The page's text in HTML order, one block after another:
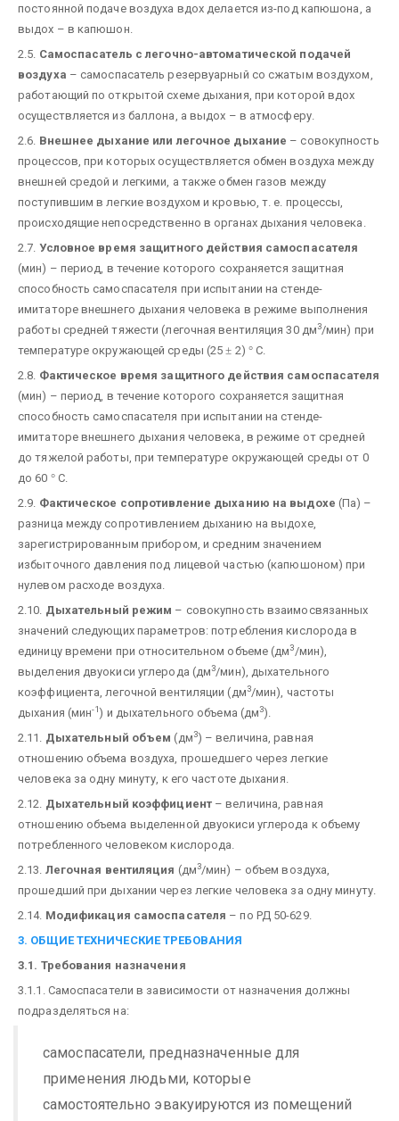
постоянной подаче воздуха вдох делается из-под капюшона, а
выдох – в капюшон.
2.5. Самоспасатель с легочно-автоматической подачей
воздуха – самоспасатель резервуарный со сжатым воздухом,
работающий по открытой схеме дыхания, при которой вдох
осуществляется из баллона, а выдох – в атмосферу.
2.6. Внешнее дыхание или легочное дыхание – совокупность
процессов, при которых осуществляется обмен воздуха между
внешней средой и легкими, а также обмен газов между
поступившим в легкие воздухом и кровью, т. е. процессы,
происходящие непосредственно в органах дыхания человека.
2.7. Условное время защитного действия самоспасателя
(мин) – период, в течение которого сохраняется защитная
способность самоспасателя при испытании на стенде-
имитаторе внешнего дыхания человека в режиме выполнения
работы средней тяжести (легочная вентиляция 30 дм3/мин) при
температуре окружающей среды (25± 2) °С.
2.8. Фактическое время защитного действия самоспасателя
(мин) – период, в течение которого сохраняется защитная
способность самоспасателя при испытании на стенде-
имитаторе внешнего дыхания человека, в режиме от средней
до тяжелой работы, при температуре окружающей среды от 0
до 60 °С.
2.9. Фактическое сопротивление дыханию на выдохе (Па) –
разница между сопротивлением дыханию на выдохе,
зарегистрированным прибором, и средним значением
избыточного давления под лицевой частью (капюшоном) при
нулевом расходе воздуха.
2.10. Дыхательный режим – совокупность взаимосвязанных
значений следующих параметров: потребления кислорода в
единицу времени при относительном объеме (дм3/мин),
выделения двуокиси углерода (дм3/мин), дыхательного
коэффициента, легочной вентиляции (дм3/мин), частоты
дыхания (мин-1) и дыхательного объема (дм3).
2.11. Дыхательный объем (дм3) – величина, равная
отношению объема воздуха, прошедшего через легкие
человека за одну минуту, к его частоте дыхания.
2.12. Дыхательный коэффициент– величина, равная
отношению объема выделенной двуокиси углерода к объему
потребленного человеком кислорода.
2.13. Легочная вентиляция (дм3/мин) – объем воздуха,
прошедший при дыхании через легкие человека за одну минуту.
2.14. Модификация самоспасателя – по РД 50-629.
3. ОБЩИЕ ТЕХНИЧЕСКИЕ ТРЕБОВАНИЯ
3.1. Требования назначения
3.1.1. Самоспасатели в зависимости от назначения должны
подразделяться на:
самоспасатели, предназначенные для
применения людьми, которые
самостоятельно эвакуируются из помещений